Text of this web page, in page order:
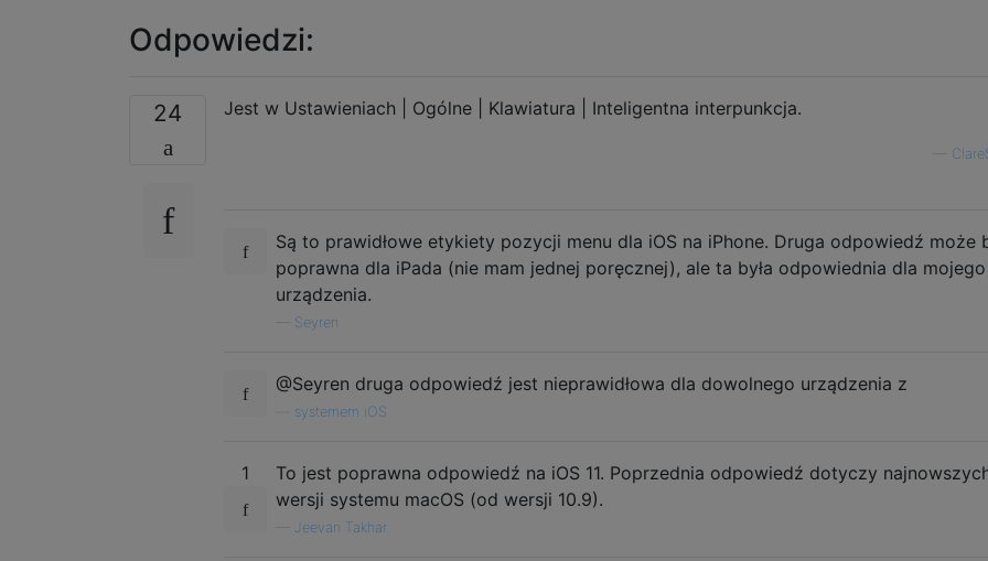
Odpowiedzi:
24 Jest w Ustawieniach | Ogólne | Klawiatura | Inteligentna interpunkcja.
Są to prawidłowe etykiety pozycji menu dla iOS na iPhone. Druga odpowiedź może
poprawna dla iPada (nie mam jednej poręcznej), ale ta była odpowiednia dla mojego
urządzenia.
Seyren
@Seyren druga odpowiedź jest nieprawidłowa dla dowolnego urządzenia z
systemem iOS
1
To jest poprawna odpowiedź na iOS 11. Poprzednia odpowiedź dotyczy
wersji systemu macOS (od wersji 10.9).
Jeevan Takhar